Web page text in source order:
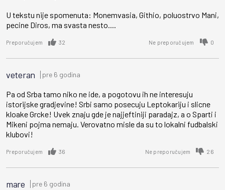
U tekstu nije spomenuta: Monemvasia, Githio, poluostrvo Mani,
pecine Diros, ma svasta nesto....
Preporučujem 32 Ne preporučujem 0
veteran pre 6 godina
Pa od Srba tamo niko ne ide, a pogotovu ih ne interesuju
istorijske gradjevine! Srbi samo posecuju Leptokariju i slicne
kloake Grcke! Uvek znaju gde je najjeftiniji paradajz, a o Sparti i
Mikeni pojma nemaju. Verovatno misle da su to lokalni fudbalski
klubovi!
Preporučujem 36 Ne preporučujem 26
mare pre 6 godina